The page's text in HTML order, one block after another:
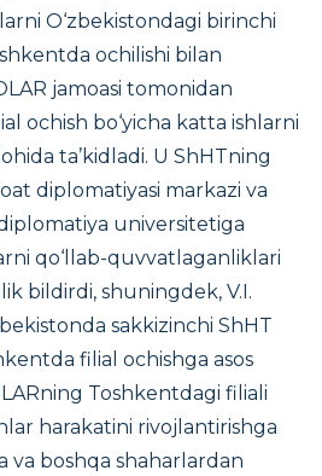
O‘zbekistondagi birinchi
ochilishi bilan
jamoasi tomonidan
ochish bo‘yicha katta ishlarni
ta’kidladi. U ShHTning
diplomatiyasi markazi va
universitetiga
qo‘llab-quvvatlaganliklari
bildirdi, shuningdek, V.I.
sakkizinchi ShHT
filial ochishga asos
Toshkentdagi filiali
harakatini rivojlantirishga
va boshqa shaharlardan